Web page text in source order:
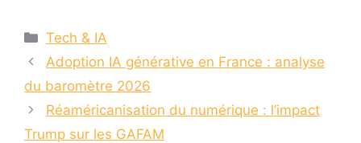
Catégories
Tech & IA
Adoption IA générative en France : analyse
du baromètre 2026
Réaméricanisation du numérique : l’impact
Trump sur les GAFAM